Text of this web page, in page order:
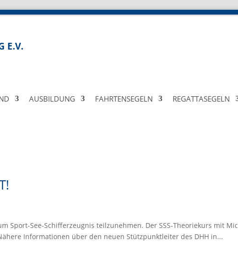
E.V.
AUSBILDUNG FAHRTENSEGELN
REGATTASEGELN
Sport-See-Schifferzeugnis teilzunehmen. Der SSS-Theoriekurs mit
Informationen über den neuen Stützpunktleiter des DHH in...